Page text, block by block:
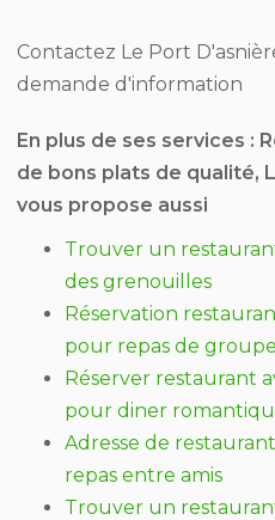
Contactez Le Port
demande d'information
En plus de ses services :
de bons plats de qualité,
vous propose aussi
Trouver un
des grenouilles
Réservation
pour repas de groupe
Réserver restaurant
pour diner
Adresse de
repas entre amis
Trouver un